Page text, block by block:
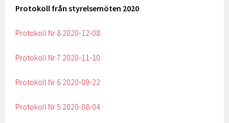
Protokoll från styrelsemöten 2020
Protokoll Nr 8 2020-12-08
Protokoll Nr 7 2020-11-10
Protokoll Nr 6 2020-09-22
Protokoll Nr 5 2020-08-04